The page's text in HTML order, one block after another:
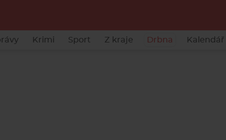
Krimi Sport Z kraje Drbna Kalendář